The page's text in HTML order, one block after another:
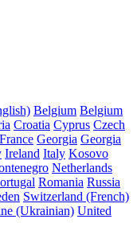
Belgium Belgium
Croatia Cyprus Czech
France Georgia Georgia
Ireland Italy Kosovo
Netherlands
Romania Russia
Switzerland (French)
(Ukrainian) United